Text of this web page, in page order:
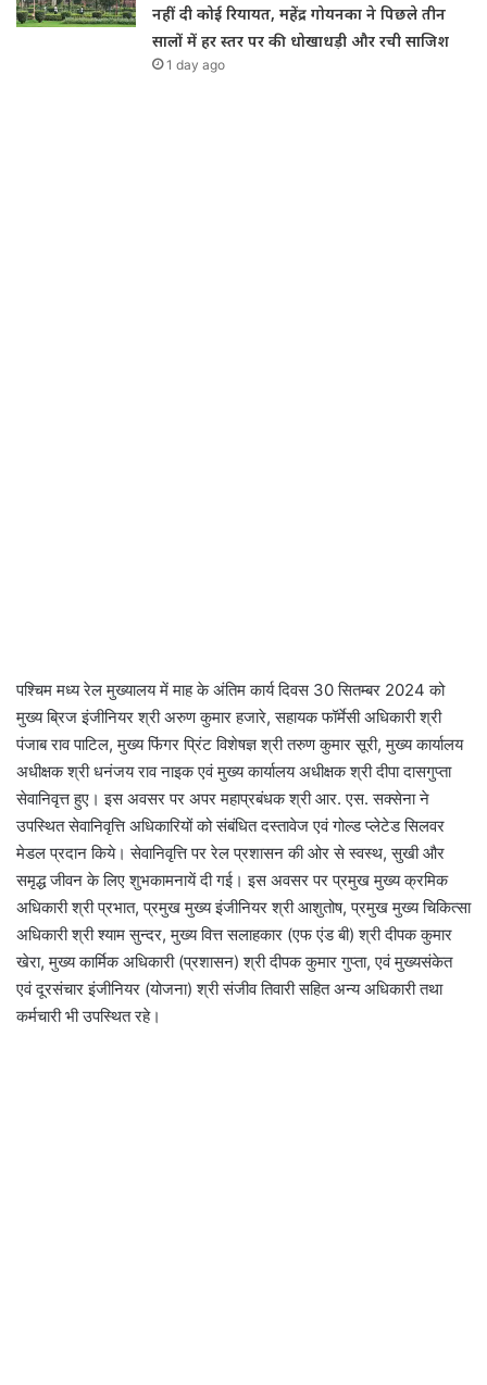
नहीं दी कोई रियायत, महेंद्र गोयनका ने पिछले तीन
सालों में हर स्तर पर की धोखाधड़ी और रची साजिश
1 day ago
पश्चिम मध्य रेल मुख्यालय में माह के अंतिम कार्य दिवस 30 सितम्बर 2024 को
मुख्य ब्रिज इंजीनियर श्री अरुण कुमार हजारे, सहायक फॉर्मेसी अधिकारी श्री
पंजाब राव पाटिल, मुख्य फिंगर प्रिंट विशेषज्ञ श्री तरुण कुमार सूरी, मुख्य कार्यालय
अधीक्षक श्री धनंजय राव नाइक एवं मुख्य कार्यालय अधीक्षक श्री दीपा दासगुप्ता
सेवानिवृत्त हुए। इस अवसर पर अपर महाप्रबंधक श्री आर. एस. सक्सेना ने
उपस्थित सेवानिवृत्ति अधिकारियों को संबंधित दस्तावेज एवं गोल्ड प्लेटेड सिलवर
मेडल प्रदान किये। सेवानिवृत्ति पर रेल प्रशासन की ओर से स्वस्थ, सुखी और
समृद्ध जीवन के लिए शुभकामनायें दी गई। इस अवसर पर प्रमुख मुख्य क्रमिक
अधिकारी श्री प्रभात, प्रमुख मुख्य इंजीनियर श्री आशुतोष, प्रमुख मुख्य चिकित्सा
अधिकारी श्री श्याम सुन्दर, मुख्य वित्त सलाहकार (एफ एंड बी) श्री दीपक कुमार
खेरा, मुख्य कार्मिक अधिकारी (प्रशासन) श्री दीपक कुमार गुप्ता, एवं मुख्यसंकेत
एवं दूरसंचार इंजीनियर (योजना) श्री संजीव तिवारी सहित अन्य अधिकारी तथा
कर्मचारी भी उपस्थित रहे।